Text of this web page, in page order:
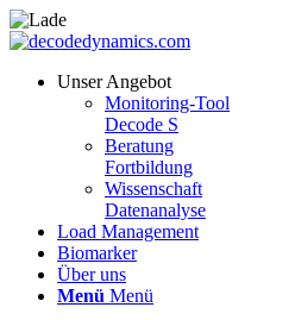
Unser Angebot
Monitoring-Tool
Decode S
Beratung
Fortbildung
Wissenschaft
Datenanalyse
Load Management
Biomarker
Über uns
Menü Menü